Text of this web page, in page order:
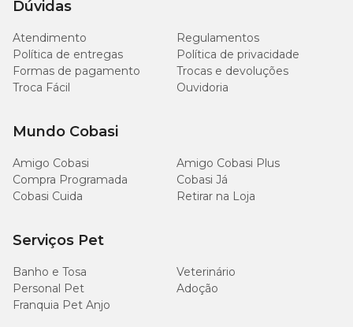
Dúvidas
Atendimento
Regulamentos
Política de entregas
Política de privacidade
Formas de pagamento
Trocas e devoluções
Troca Fácil
Ouvidoria
Mundo Cobasi
Amigo Cobasi
Amigo Cobasi Plus
Compra Programada
Cobasi Já
Cobasi Cuida
Retirar na Loja
Serviços Pet
Banho e Tosa
Veterinário
Personal Pet
Adoção
Franquia Pet Anjo